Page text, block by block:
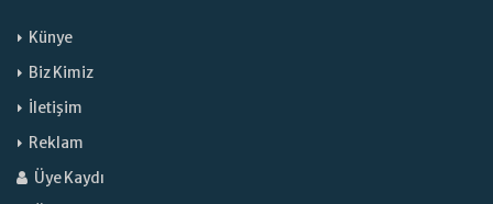
Künye
Biz Kimiz
İletişim
Reklam
Üye Kaydı